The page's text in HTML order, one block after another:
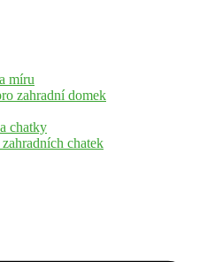
míru
zahradní domek
chatky
chatek